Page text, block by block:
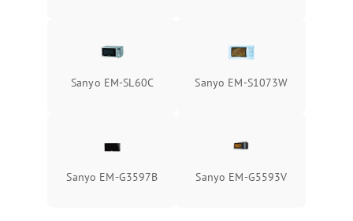
Sanyo EM-SL60C Sanyo EM-S1073W
Sanyo EM-G3597B Sanyo EM-G5593V